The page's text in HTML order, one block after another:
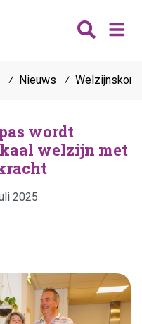
Katwijk
Thema's
Mantelzorg
Verhuur
Contact
⁄ Nieuws ⁄
wordt
welzijn met
2025